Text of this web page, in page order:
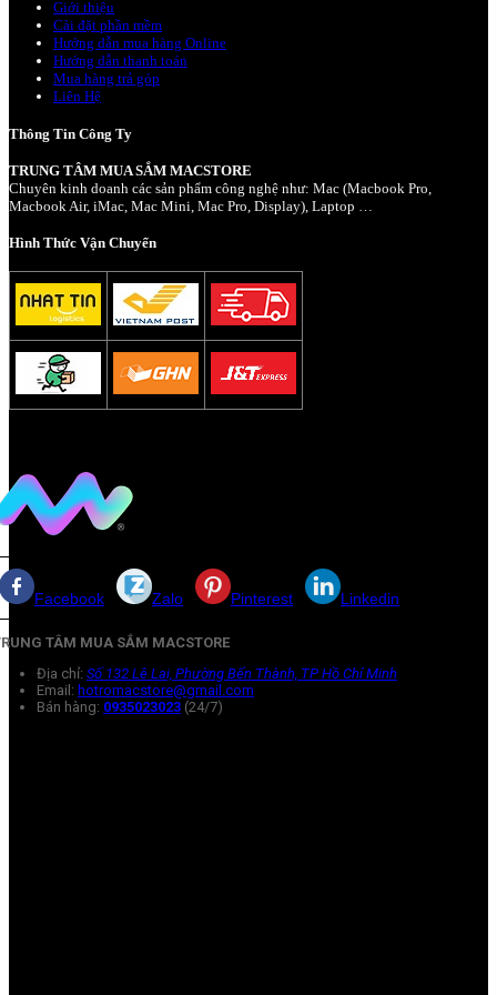
Giới thiệu
Cài đặt phần mềm
Hướng dẫn mua hàng Online
Hướng dẫn thanh toán
Mua hàng trả góp
Liên Hệ
Thông Tin Công Ty
TRUNG TÂM MUA SẮM MACSTORE
Chuyên kinh doanh các sản phẩm công nghệ như: Mac (Macbook Pro,
Macbook Air, iMac, Mac Mini, Mac Pro, Display), Laptop …
Hình Thức Vận Chuyển
Facebook Zalo Pinterest Linkedin
TÂM MUA SẮM MACSTORE
Địa chỉ: Số 132 Lê Lai, Phường Bến Thành, TP Hồ Chí Minh
Email: hotromacstore@gmail.com
Bán hàng: 0935023023 (24/7)